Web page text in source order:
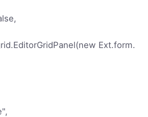
Ext.form.